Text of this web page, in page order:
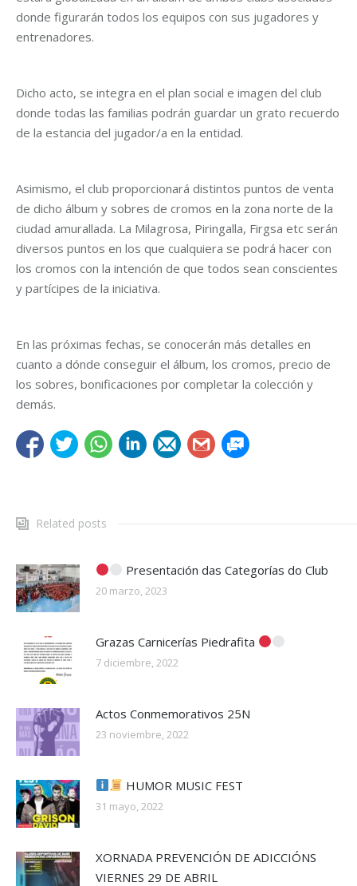
donde figurarán todos los equipos con sus jugadores y
entrenadores.
Dicho acto, se integra en el plan social e imagen del club
donde todas las familias podrán guardar un grato recuerdo
de la estancia del jugador/a en la entidad.
Asimismo, el club proporcionará distintos puntos de venta
de dicho álbum y sobres de cromos en la zona norte de la
ciudad amurallada. La Milagrosa, Piringalla, Firgsa etc serán
diversos puntos en los que cualquiera se podrá hacer con
los cromos con la intención de que todos sean conscientes
y partícipes de la iniciativa.
En las próximas fechas, se conocerán más detalles en
cuanto a dónde conseguir el álbum, los cromos, precio de
los sobres, bonificaciones por completar la colección y
demás.
Related posts
Presentación das Categorías do Club
20 marzo, 2023
Grazas Carnicerías Piedrafita
7 diciembre, 2022
Actos Conmemorativos 25N
23 noviembre, 2022
HUMOR MUSIC FEST
31 mayo, 2022
XORNADA PREVENCIÓN DE ADICCIÓNS
VIERNES 29 DE ABRIL